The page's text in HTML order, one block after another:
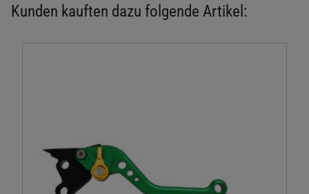
Kunden kauften dazu folgende Artikel: